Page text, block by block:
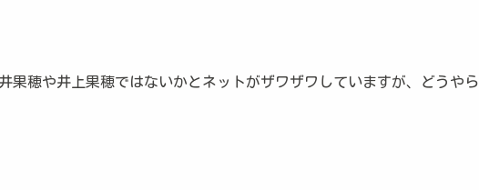
果穂や井上果穂ではないかとネットがザワザワしていますが、どうやら